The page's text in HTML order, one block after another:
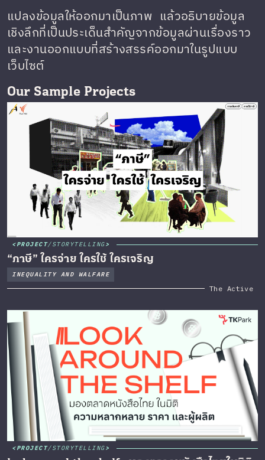
แปลงข้อมูลให้ออกมาเป็นภาพ แล้วอธิบายข้อมูล
เชิงลึกที่เป็นประเด็นสำคัญจากข้อมูลผ่านเรื่องราว
และงานออกแบบที่สร้างสรรค์ออกมาในรูปแบบ
เว็บไซต์
Our Sample Projects
PROJECT/STORYTELLING
“ภาษี” ใครจ่าย ใครใช้ ใครเจริญ
INEQUALITY AND WALFARE
The Active
PROJECT/STORYTELLING